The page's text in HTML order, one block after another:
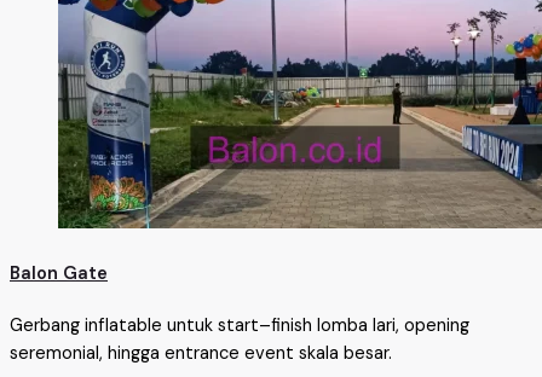
Balon Gate
Gerbang inflatable untuk start–finish lomba lari, opening
seremonial, hingga entrance event skala besar.